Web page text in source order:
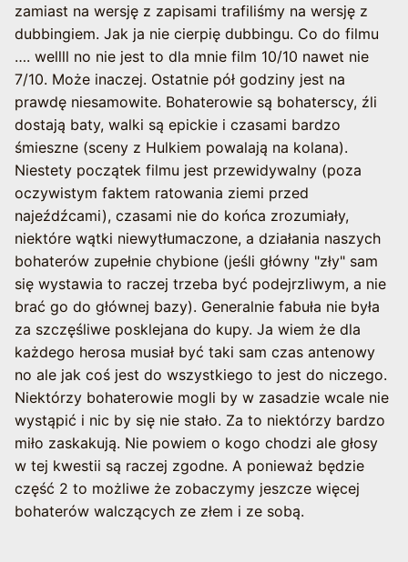
zamiast na wersję z zapisami trafiliśmy na wersję z
dubbingiem. Jak ja nie cierpię dubbingu. Co do filmu
…. wellll no nie jest to dla mnie film 10/10 nawet nie
7/10. Może inaczej. Ostatnie pół godziny jest na
prawdę niesamowite. Bohaterowie są bohaterscy, źli
dostają baty, walki są epickie i czasami bardzo
śmieszne (sceny z Hulkiem powalają na kolana).
Niestety początek filmu jest przewidywalny (poza
oczywistym faktem ratowania ziemi przed
najeźdźcami), czasami nie do końca zrozumiały,
niektóre wątki niewytłumaczone, a działania naszych
bohaterów zupełnie chybione (jeśli główny "zły" sam
się wystawia to raczej trzeba być podejrzliwym, a nie
brać go do głównej bazy). Generalnie fabuła nie była
za szczęśliwe posklejana do kupy. Ja wiem że dla
każdego herosa musiał być taki sam czas antenowy
no ale jak coś jest do wszystkiego to jest do niczego.
Niektórzy bohaterowie mogli by w zasadzie wcale nie
wystąpić i nic by się nie stało. Za to niektórzy bardzo
miło zaskakują. Nie powiem o kogo chodzi ale głosy
w tej kwestii są raczej zgodne. A ponieważ będzie
część 2 to możliwe że zobaczymy jeszcze więcej
bohaterów walczących ze złem i ze sobą.